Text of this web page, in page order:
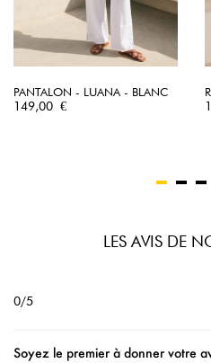
PANTALON - LUANA - BLANC
Prix
149,00 €
LES AVIS DE
0/5
Soyez le premier à donner votre